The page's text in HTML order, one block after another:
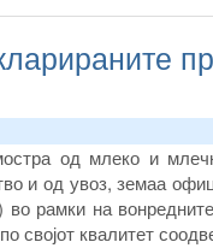
од млеко и
и од увоз, земаа
во рамки на
својот квалитет